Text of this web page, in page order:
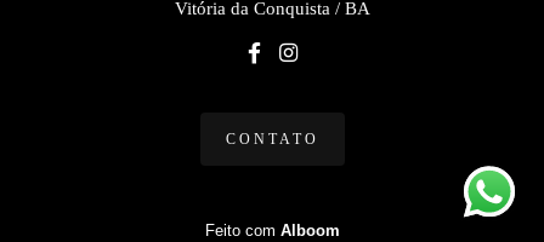
Vitória da Conquista / BA
CONTATO
Feito com Alboom